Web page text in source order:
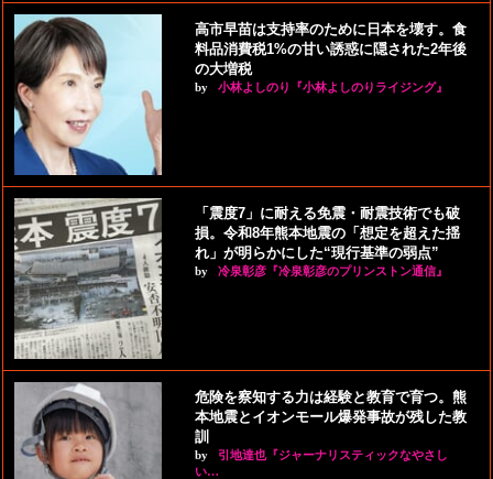
高市早苗は支持率のために日本を壊す。食
料品消費税1%の甘い誘惑に隠された2年後
の大増税
by 小林よしのり『小林よしのりライジング』
「震度7」に耐える免震・耐震技術でも破
損。令和8年熊本地震の「想定を超えた揺
れ」が明らかにした“現行基準の弱点”
by 冷泉彰彦『冷泉彰彦のプリンストン通信』
危険を察知する力は経験と教育で育つ。熊
本地震とイオンモール爆発事故が残した教
訓
by
引地達也『ジャーナリスティックなやさし
い…